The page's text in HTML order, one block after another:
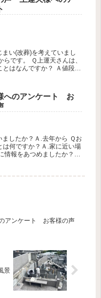
い(改葬)を考えていまし
です。 Ｑ上運天さんは、
はなんですか？ Ａ値段と
へのアンケート お
したか？Ａ.去年から Ｑお
は何ですか？Ａ.家に近い場
情報をあつめましたか？
アンケート お客様の声
景